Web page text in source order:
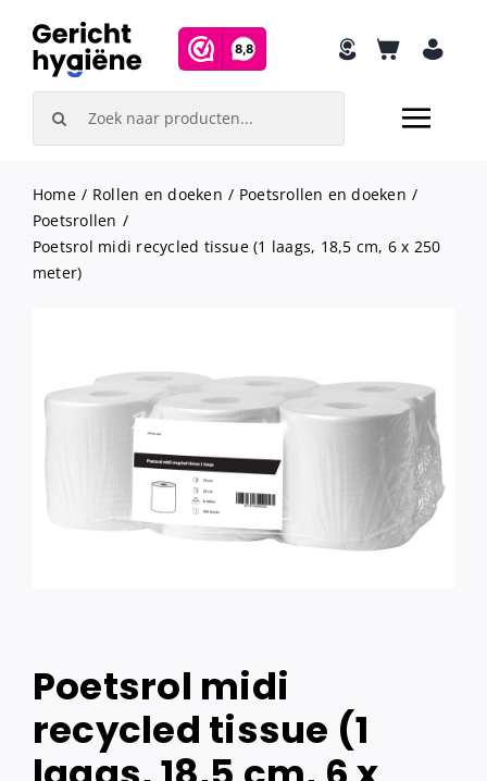
content
Home Rollen en doeken
Poetsrollen en doeken
Poetsrollen
Poetsrol midi recycled tissue (1 laags, 18,5 cm, 6 x 250
meter)
Poetsrol midi
recycled tissue (1